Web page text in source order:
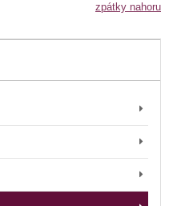
zpátky nahoru